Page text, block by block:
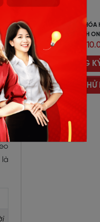
KHÓA
TIẾNG ANH
ƯU ĐÃI
ĐĂNG
HỌC THỬ